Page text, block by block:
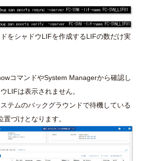
をシャドウLIFを作成するLIFの数だけ実
コマンドやSystem Managerから確認し
LIFは表示されません。
テムのバックグラウンドで待機している
置づけとなります。